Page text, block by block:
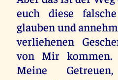
euch diese
glauben und
verliehenen
von Mir
Meine